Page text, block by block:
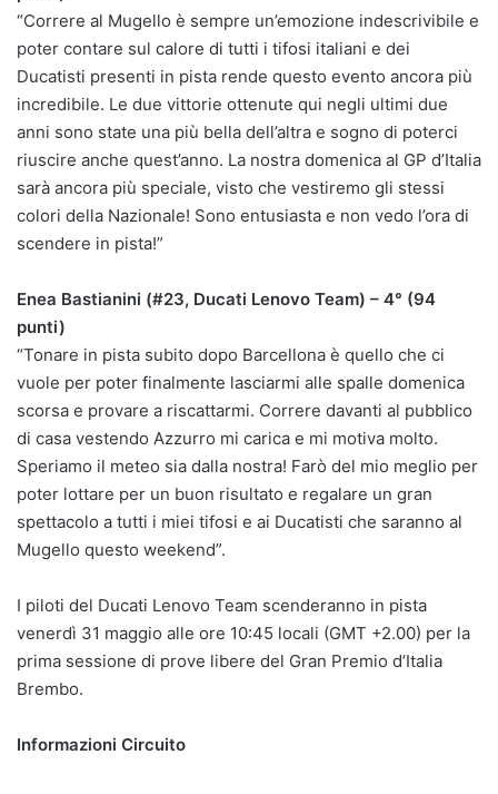
“Correre al Mugello è sempre un’emozione indescrivibile e
poter contare sul calore di tutti i tifosi italiani e dei
Ducatisti presenti in pista rende questo evento ancora più
incredibile. Le due vittorie ottenute qui negli ultimi due
anni sono state una più bella dell’altra e sogno di poterci
riuscire anche quest’anno. La nostra domenica al GP d’Italia
sarà ancora più speciale, visto che vestiremo gli stessi
colori della Nazionale! Sono entusiasta e non vedo l’ora di
scendere in pista!”
Enea Bastianini (#23, Ducati Lenovo Team) – 4° (94
punti)
“Tonare in pista subito dopo Barcellona è quello che ci
vuole per poter finalmente lasciarmi alle spalle domenica
scorsa e provare a riscattarmi. Correre davanti al pubblico
di casa vestendo Azzurro mi carica e mi motiva molto.
Speriamo il meteo sia dalla nostra! Farò del mio meglio per
poter lottare per un buon risultato e regalare un gran
spettacolo a tutti i miei tifosi e ai Ducatisti che saranno al
Mugello questo weekend”.
I piloti del Ducati Lenovo Team scenderanno in pista
venerdì 31 maggio alle ore 10:45 locali (GMT +2.00) per la
prima sessione di prove libere del Gran Premio d’Italia
Brembo.
Informazioni Circuito